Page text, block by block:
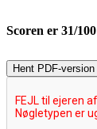
Scoren er 31/100
Hent PDF-version